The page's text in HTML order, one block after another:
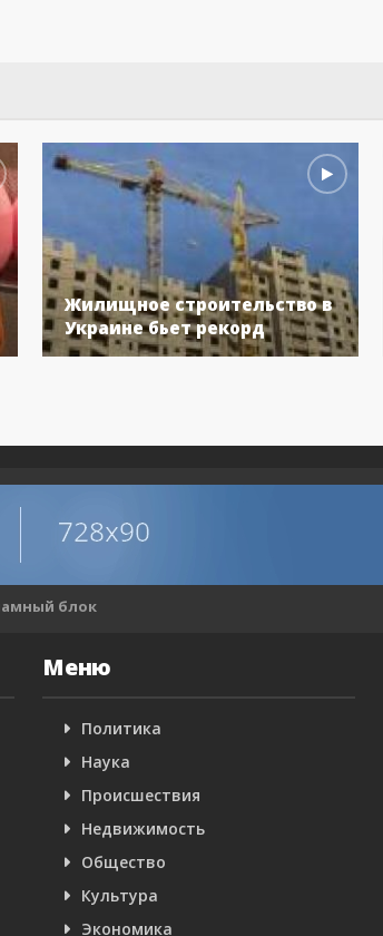
Жилищное строительство в
Украине бьет рекорд
блок
Меню
Политика
Наука
Происшествия
Недвижимость
Общество
Культура
Экономика